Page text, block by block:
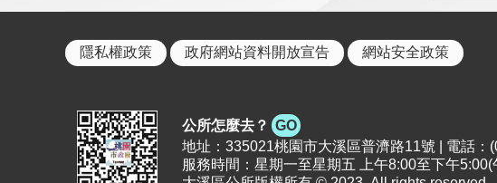
隱私權政策 政府網站資料開放宣告 網站安全政策
公所怎麼去？
GO
地址：335021桃園市大溪區普濟路11號 | 電話
服務時間：星期一至星期五 上午8:00至下午